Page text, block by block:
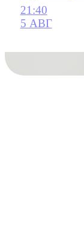
21:40
5 АВГ